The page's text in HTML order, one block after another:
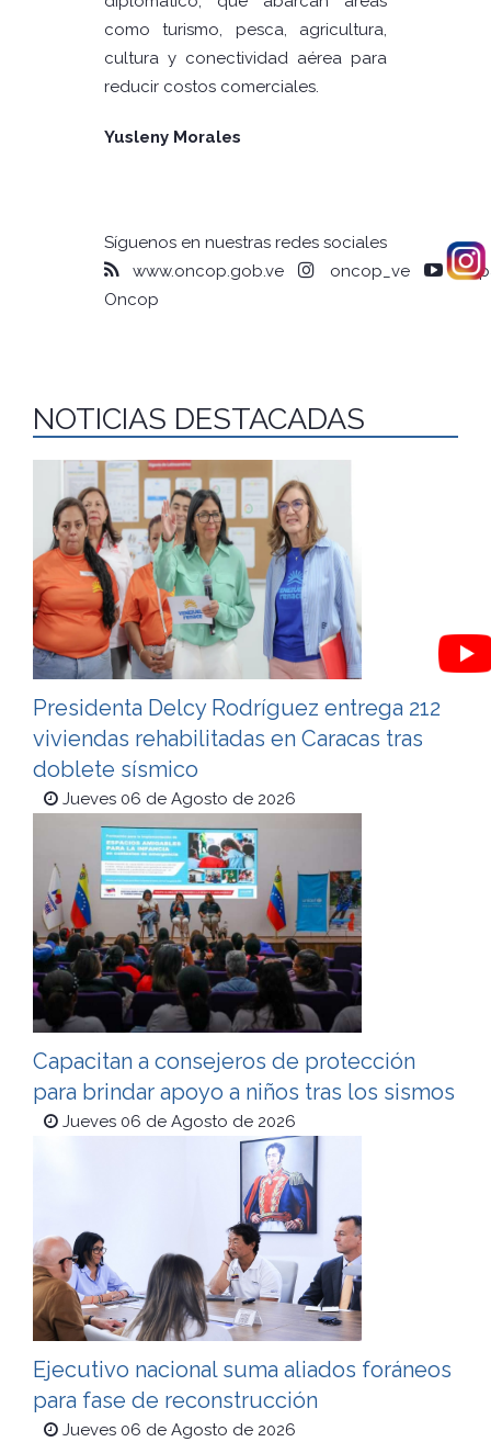
como turismo, pesca, agricultura,
cultura y conectividad aérea para
reducir costos comerciales.
Yusleny Morales
Síguenos en nuestras redes sociales
www.oncop.gob.ve
oncop_ve
Oncop
NOTICIAS DESTACADAS
Presidenta Delcy Rodríguez entrega 212
viviendas rehabilitadas en Caracas tras
doblete sísmico
Jueves 06 de Agosto de 2026
Capacitan a consejeros de protección
para brindar apoyo a niños tras los sismos
Jueves 06 de Agosto de 2026
Ejecutivo nacional suma aliados foráneos
para fase de reconstrucción
Jueves 06 de Agosto de 2026